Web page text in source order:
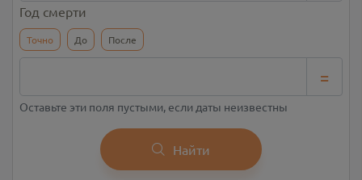
Год смерти
Точно До После
=
Оставьте эти поля пустыми, если даты неизвестны
Найти